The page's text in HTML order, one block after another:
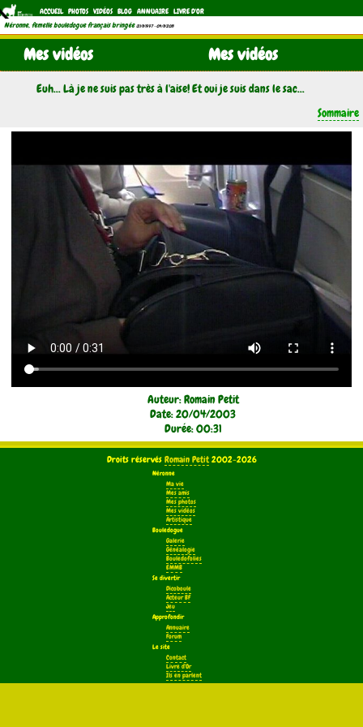
ACCUEIL PHOTOS VIDÉOS BLOG ANNUAIRE LIVRE D'OR
Néronne, femelle bouledogue français bringée (21/11/1997 - 04/11/2011)
Mes vidéos Mes vidéos
Euh... Là je ne suis pas très à l'aise! Et oui je suis dans le sac...
Sommaire
Auteur: Romain Petit
Date: 20/04/2003
Durée: 00:31
Droits réservés Romain Petit2002-2026
Néronne
Ma vie
Mes amis
Mes photos
Mes vidéos
Artistique
Bouledogue
Galerie
Généalogie
Bouledofolies
EMMB
Se divertir
Dicoboule
Acteur BF
Jeu
Approfondir
Annuaire
Forum
Le site
Contact
Livre d'Or
Ils en parlent